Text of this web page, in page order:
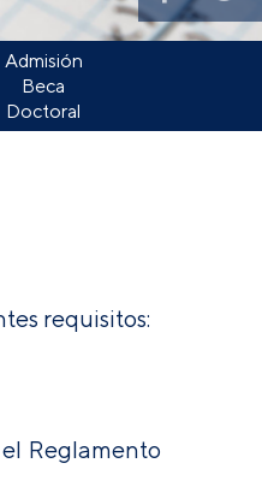
Admisión
Beca
Doctoral
requisitos:
Reglamento